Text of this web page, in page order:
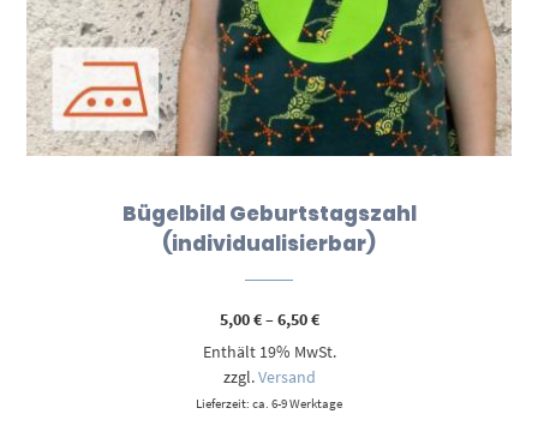
Bügelbild Geburtstagszahl
(individualisierbar)
5,00€–6,50€Preisspanne:
bis
Enthält 19% MwSt.
zzgl.Versand
Lieferzeit: ca. 6-9 Werktage